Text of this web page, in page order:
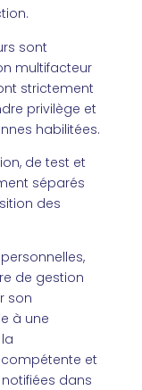
sont
multifacteur
strictement
privilège et
habilitées.
de test et
séparés
des
de gestion
son
à une
compétente et
dans